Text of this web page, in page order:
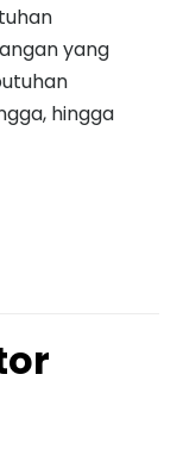
yang
hingga